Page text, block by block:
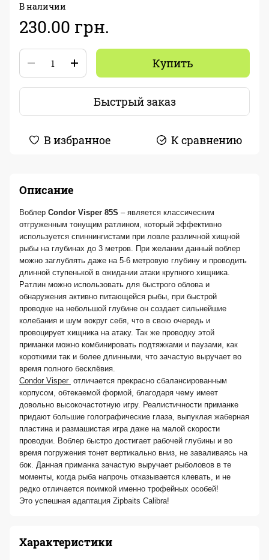
В наличии
230.00 грн.
Купить
Быстрый заказ
В избранное К сравнению
Описание
Воблер Condor Visper 85S – является классическим
отгруженным тонущим ратлином, который эффективно
используется спиннингистами при ловле различной хищной
рыбы на глубинах до 3 метров. При желании данный воблер
можно заглублять даже на 5-6 метровую глубину и проводить
длинной ступенькой в ожидании атаки крупного хищника.
Ратлин можно использовать для быстрого облова и
обнаружения активно питающейся рыбы, при быстрой
проводке на небольшой глубине он создает сильнейшие
колебания и шум вокруг себя, что в свою очередь и
провоцирует хищника на атаку. Так же проводку этой
приманки можно комбинировать подтяжками и паузами, как
короткими так и более длинными, что зачастую выручает во
время полного бесклёвия.
Condor Visper отличается прекрасно сбалансированным
корпусом, обтекаемой формой, благодаря чему имеет
довольно высокочастотную игру. Реалистичности приманке
придают большие голографические глаза, выпуклая жаберная
пластина и размашистая игра даже на малой скорости
проводки. Воблер быстро достигает рабочей глубины и во
время погружения тонет вертикально вниз, не заваливаясь на
бок. Данная приманка зачастую выручает рыболовов в те
моменты, когда рыба напрочь отказывается клевать, и не
редко отличается поимкой именно трофейных особей!
Это успешная адаптация Zipbaits Calibra!
Характеристики